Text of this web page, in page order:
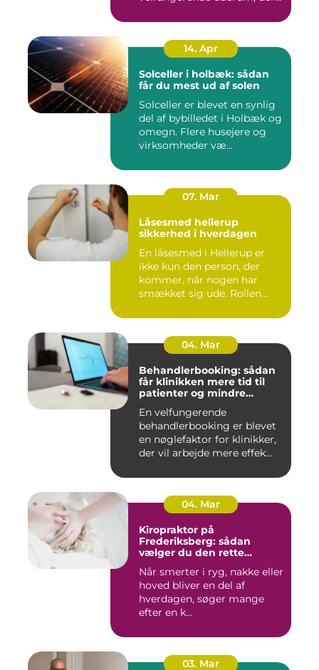
14. Apr
Solceller i holbæk: sådan
får du mest ud af solen
Solceller er blevet en synlig
del af bybilledet i Holbæk og
omegn. Flere husejere og
virksomheder væ...
07. Mar
Låsesmed hellerup
sikkerhed i hverdagen
En låsesmed i Hellerup er
ikke kun den person, der
kommer, når nogen har
smækket sig ude. Rollen
04. Mar
Behandlerbooking: sådan
får klinikken mere tid til
patienter og mindre
En velfungerende
behandlerbooking er blevet
en nøglefaktor for klinikker,
der vil arbejde mere effek...
04. Mar
Kiropraktor på
Frederiksberg: sådan
vælger du den rette
Når smerter i ryg, nakke eller
hoved bliver en del af
hverdagen, søger mange
efter en k...
03. Mar